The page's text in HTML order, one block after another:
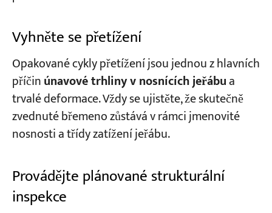
Vyhněte se přetížení
Opakované cykly přetížení jsou jednou z hlavních
příčinúnavové trhliny v nosnících jeřábua
trvalé deformace. Vždy se ujistěte, že skutečně
zvednuté břemeno zůstává v rámci jmenovité
nosnosti a třídy zatížení jeřábu.
Provádějte plánované strukturální
inspekce